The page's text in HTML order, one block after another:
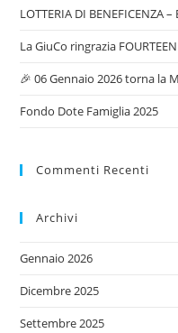
LOTTERIA DI BENEFICENZA
La GiuCo ringrazia FOURTEEN
🎉 06 Gennaio 2026 torna la
Fondo Dote Famiglia 2025
Commenti Recenti
Archivi
Gennaio 2026
Dicembre 2025
Settembre 2025